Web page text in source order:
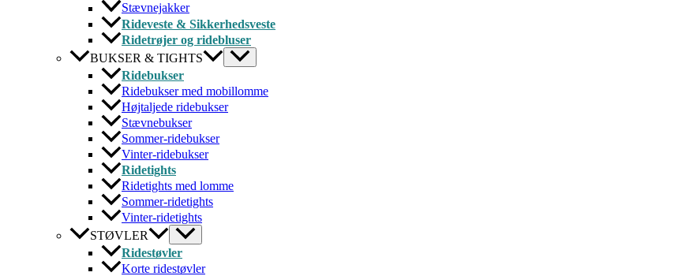
Stævnejakker
Rideveste & Sikkerhedsveste
Ridetrøjer og ridebluser
BUKSER & TIGHTS
Ridebukser
Ridebukser med mobillomme
Højtaljede ridebukser
Stævnebukser
Sommer-ridebukser
Vinter-ridebukser
Ridetights
Ridetights med lomme
Sommer-ridetights
Vinter-ridetights
STØVLER
Ridestøvler
Korte ridestøvler